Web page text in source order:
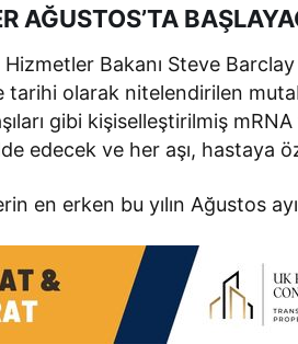
AĞUSTOS’TA
Bakanı Steve
tarihi olarak nitelendirilen
gibi kişiselleştirilmiş
edecek ve her aşı, hastaya
en erken bu yılın Ağustos